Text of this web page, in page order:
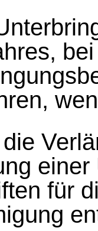
für